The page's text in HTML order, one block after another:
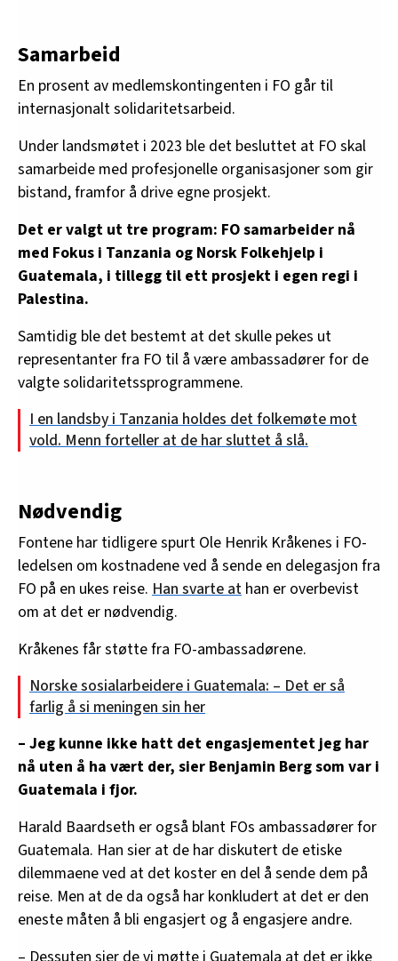
Samarbeid
En prosent av medlemskontingenten i FO går til
internasjonalt solidaritetsarbeid.
Under landsmøtet i 2023 ble det besluttet at FO skal
samarbeide med profesjonelle organisasjoner som gir
bistand, framfor å drive egne prosjekt.
Det er valgt ut tre program: FO samarbeider nå
med Fokus i Tanzania og Norsk Folkehjelp i
Guatemala, i tillegg til ett prosjekt i egen regi i
Palestina.
Samtidig ble det bestemt at det skulle pekes ut
representanter fra FO til å være ambassadører for de
valgte solidaritetssprogrammene.
I en landsby i Tanzania holdes det folkemøte mot
vold. Menn forteller at de har sluttet å slå.
Nødvendig
Fontene har tidligere spurt Ole Henrik Kråkenes i FO-
ledelsen om kostnadene ved å sende en delegasjon fra
FO på en ukes reise. Han svarte at han er overbevist
om at det er nødvendig.
Kråkenes får støtte fra FO-ambassadørene.
Norske sosialarbeidere i Guatemala: – Det er så
farlig å si meningen sin her
– Jeg kunne ikke hatt det engasjementet jeg har
nå uten å ha vært der, sier Benjamin Berg som var i
Guatemala i fjor.
Harald Baardseth er også blant FOs ambassadører for
Guatemala. Han sier at de har diskutert de etiske
dilemmaene ved at det koster en del å sende dem på
reise. Men at de da også har konkludert at det er den
eneste måten å bli engasjert og å engasjere andre.